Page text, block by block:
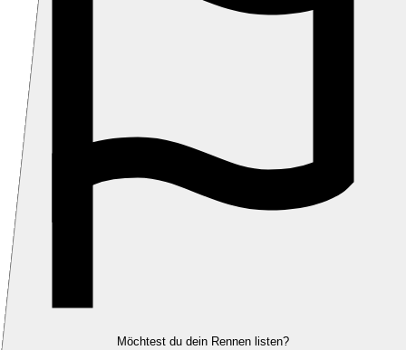
Möchtest du dein Rennen listen?